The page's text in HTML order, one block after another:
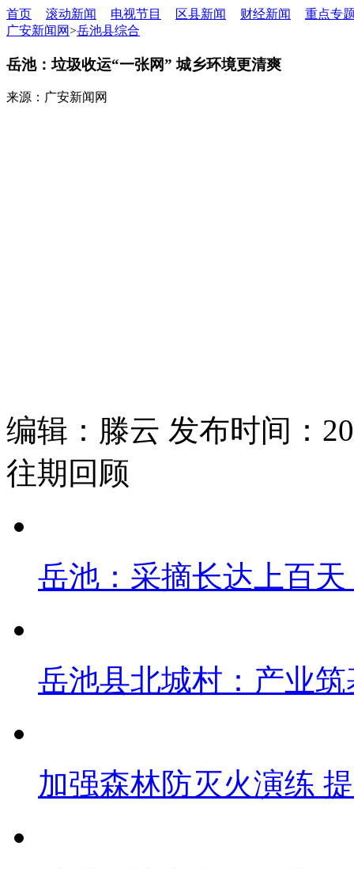
首页 滚动新闻 电视节目 区县新闻 财经新闻
重点专
广安新闻网>岳池县综合
岳池：垃圾收运“一张网” 城乡环境更清爽
来源：广安新闻网
编辑：滕云 发布时间：
往期回顾
岳池：采摘长达上百
岳池县北城村：产业
加强森林防灭火演练